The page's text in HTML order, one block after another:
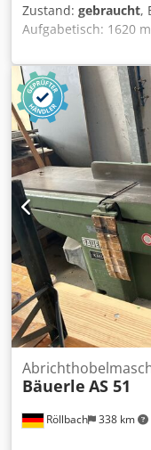
Zustand: gebraucht,
Aufgabetisch: 1620
Länge: 2850 mm
Verstellung mit
Hilfsanschlag Motor:
Platzbedarf: 2950 x
Lieferant Dodpozb N
Röllbach 338 km
Bäuerle AS 51